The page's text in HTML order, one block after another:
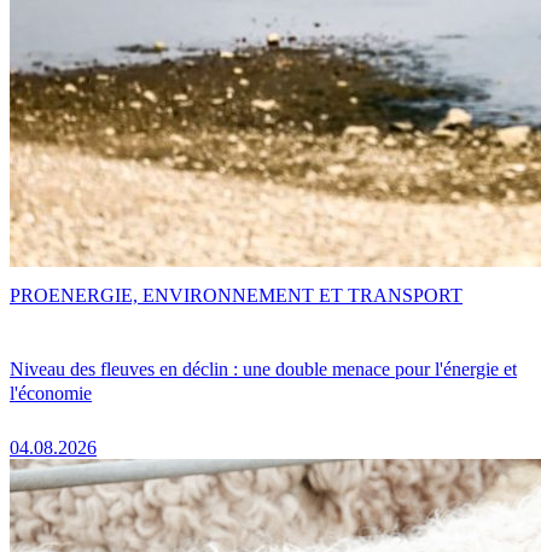
Niveau des fleuves en déclin : une double menace pour l'énergie et
l'économie
04.08.2026
PROENERGIE, ENVIRONNEMENT ET TRANSPORT